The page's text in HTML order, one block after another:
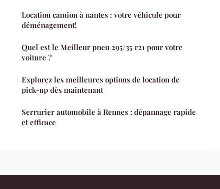
Location camion à nantes : votre véhicule pour
déménagement!
Quel est le Meilleur pneu 295/35 r21 pour votre
voiture ?
Explorez les meilleures options de location de
pick-up dès maintenant
Serrurier automobile à Rennes : dépannage rapide
et efficace